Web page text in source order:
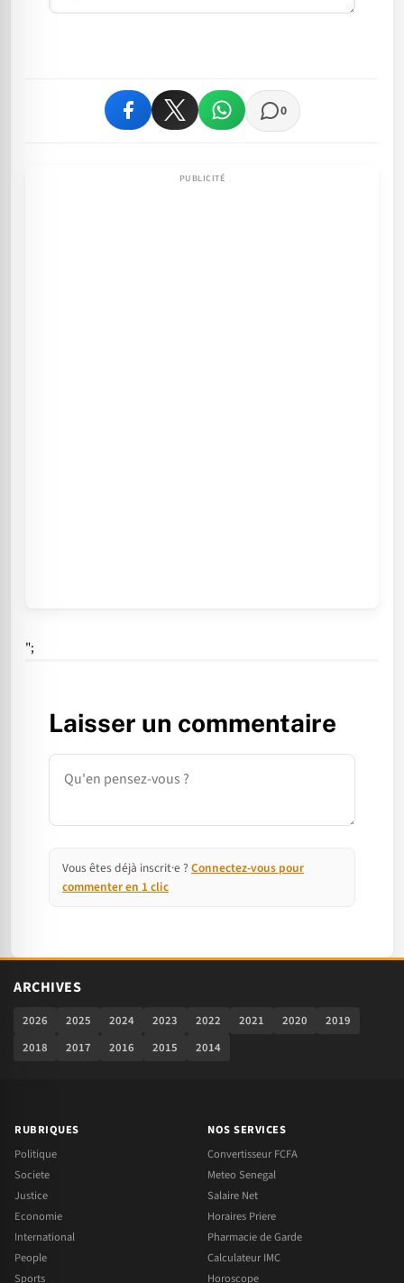
0
";
Laisser un commentaire
Commentaire
Vous êtes déjà inscrit·e ? Connectez-vous pour
commenter en 1 clic
ARCHIVES
2026 2025 2024 2023 2022 2021 2020
2019
2018
2017 2016 2015 2014
RUBRIQUES
Politique
Societe
Justice
Economie
International
People
Sports
NOS SERVICES
Convertisseur FCFA
Meteo Senegal
Salaire Net
Horaires Priere
Pharmacie de Garde
Calculateur IMC
Horoscope